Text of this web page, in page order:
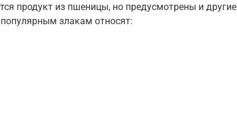
продукт из пшеницы, но предусмотрены и другие
злакам относят: